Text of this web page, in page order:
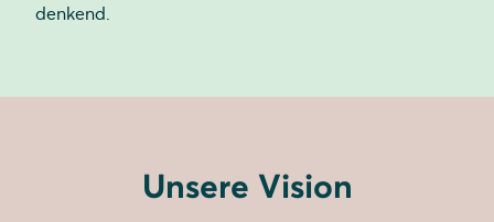
denkend.
Unsere Vision